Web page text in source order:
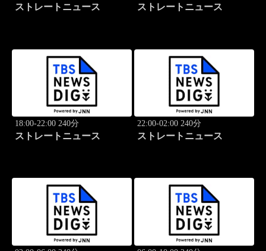
ストレートニュース ストレートニュース
18:00-22:00 240分
ストレートニュース
22:00-02:00 240分
ストレートニュース